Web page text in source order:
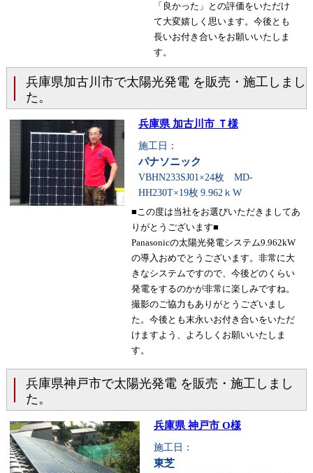
「良かった」との評価をいただけ
て大変嬉しく思います。今後とも
長いお付き合いをお願いいたしま
す。
兵庫県加古川市で太陽光発電 を販売・施工しまし
た。
兵庫県 加古川市 Ｔ様
施工日：
パナソニック
VBHN233SJ01×24枚 MD-
HH230T×19枚 9.962ｋW
■この度は当社をお選びいただきましてあ
りがとうございます■
Panasonicの太陽光発電システム9.962kW
の導入おめでとうございます。非常に大
きなシステムですので、今後どのくらい
発電をするのかが非常に楽しみですね。
撮影のご協力もありがとうございまし
た。今後とも末永いお付き合いをいただ
けますよう、よろしくお願いいたしま
す。
兵庫県神戸市で太陽光発電 を販売・施工しまし
た。
兵庫県 神戸市 O様
施工日：
東芝